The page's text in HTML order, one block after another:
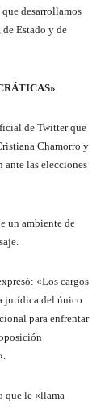
desarrollamos
de Estado y de
de Twitter que
Chamorro y
ante las elecciones
un ambiente de
«Los cargos
jurídica del único
para enfrentar
que le «llama